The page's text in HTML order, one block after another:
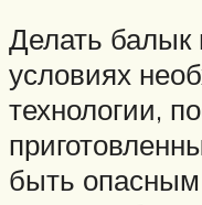
Делать
условиях
технологии,
быть